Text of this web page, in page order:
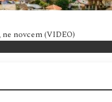
novcem (VIDEO)